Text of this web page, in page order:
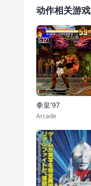
动作相关游戏
拳皇'97
Arcade